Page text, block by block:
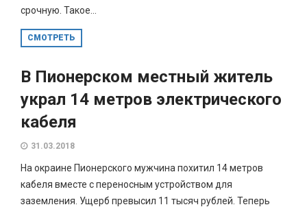
срочную. Такое...
СМОТРЕТЬ
В Пионерском местный житель
украл 14 метров электрического
кабеля
31.03.2018
На окраине Пионерского мужчина похитил 14 метров
кабеля вместе с переносным устройством для
заземления. Ущерб превысил 11 тысяч рублей. Теперь